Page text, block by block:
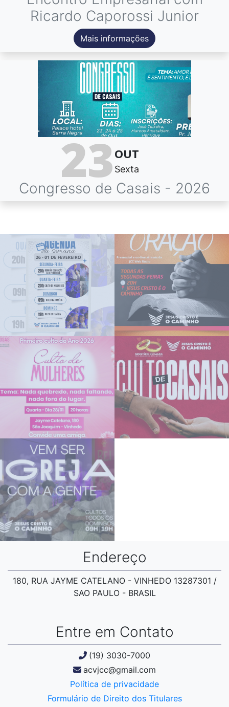
Ricardo Caporossi Junior
Mais informações
23OUT
Sexta
Congresso de Casais - 2026
Endereço
180, RUA JAYME CATELANO - VINHEDO 13287301 /
SAO PAULO - BRASIL
Entre em Contato
(19) 3030-7000
acvjcc@gmail.com
Política de privacidade
Formulário de Direito dos Titulares